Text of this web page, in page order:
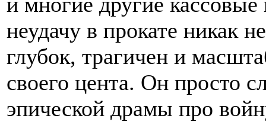
неудачу в прокате никак
глубок, трагичен и
своего цента. Он просто
эпической драмы про